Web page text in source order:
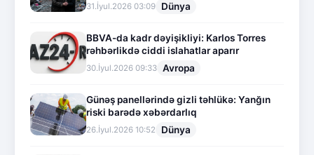
31.İyul.2026 03:09 Dünya
BBVA-da kadr dəyişikliyi: Karlos Torres
rəhbərlikdə ciddi islahatlar aparır
30.İyul.2026 09:33 Avropa
Günəş panellərində gizli təhlükə: Yanğın
riski barədə xəbərdarlıq
26.İyul.2026 10:52 Dünya